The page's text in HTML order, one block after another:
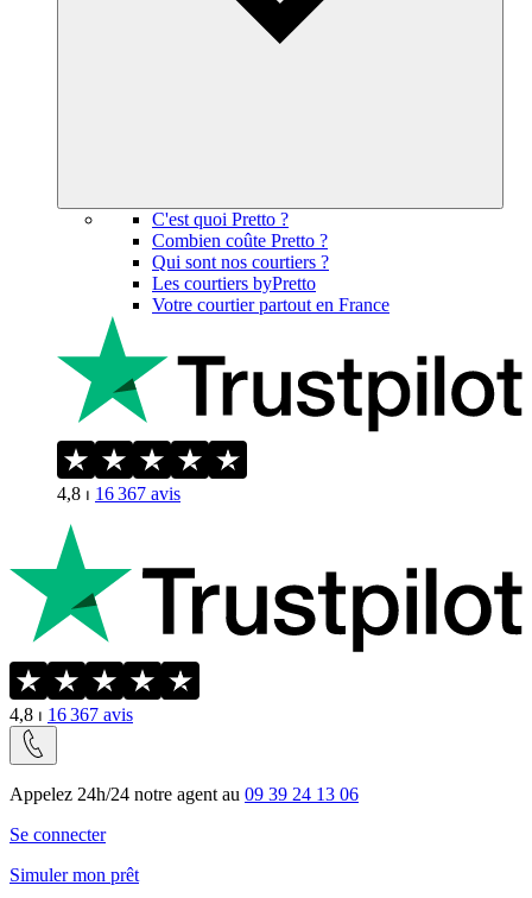
C'est quoi Pretto ?
Combien coûte Pretto ?
Qui sont nos courtiers ?
Les courtiers byPretto
Votre courtier partout en France
4,8 ⏐ 16 367 avis
4,8 ⏐ 16 367 avis
Appelez 24h/24 notre agent au 09 39 24 13 06
Se connecter
Simuler mon prêt